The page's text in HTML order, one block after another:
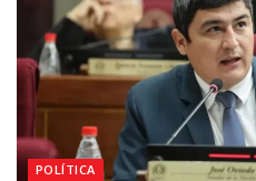
POLÍTICA